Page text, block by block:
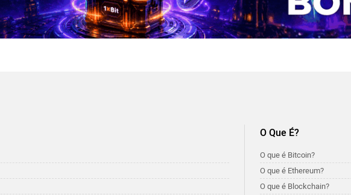
O Que É?
O que é Bitcoin?
O que é Ethereum?
O que é Blockchain?